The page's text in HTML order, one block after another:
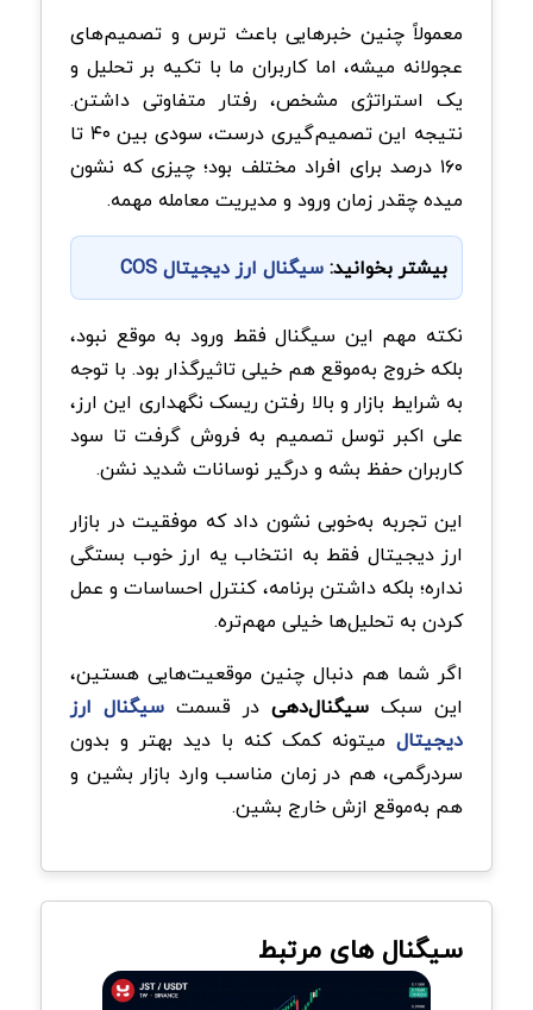
معمولاً چنین خبرهایی باعث ترس و تصمیم‌های
عجولانه میشه، اما کاربران ما با تکیه بر تحلیل و
یک استراتژی مشخص، رفتار متفاوتی داشتن.
نتیجه این تصمیم‌گیری درست، سودی بین ۴۰ تا
۱۶۰ درصد برای افراد مختلف بود؛ چیزی که نشون
میده چقدر زمان ورود و مدیریت معامله مهمه.
بیشتر بخوانید:سیگنال ارز دیجیتال COS
نکته مهم این سیگنال فقط ورود به موقع نبود،
بلکه خروج به‌موقع هم خیلی تاثیرگذار بود. با توجه
به شرایط بازار و بالا رفتن ریسک نگهداری این ارز،
علی اکبر توسل تصمیم به فروش گرفت تا سود
کاربران حفظ بشه و درگیر نوسانات شدید نشن.
این تجربه به‌خوبی نشون داد که موفقیت در بازار
ارز دیجیتال فقط به انتخاب یه ارز خوب بستگی
نداره؛ بلکه داشتن برنامه، کنترل احساسات و عمل
کردن به تحلیل‌ها خیلی مهم‌تره.
اگر شما هم دنبال چنین موقعیت‌هایی هستین،
این سبک سیگنال‌دهی در قسمت سیگنال ارز
دیجیتال میتونه کمک کنه با دید بهتر و بدون
سردرگمی، هم در زمان مناسب وارد بازار بشین و
هم به‌موقع ازش خارج بشین.
سیگنال های مرتبط